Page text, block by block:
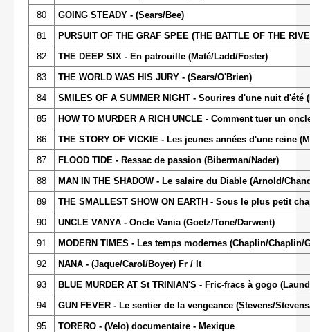
80
GOING STEADY - (Sears/Bee)
81
PURSUIT OF THE GRAF SPEE (THE BATTLE OF THE
82
THE DEEP SIX - En patrouille (Maté/Ladd/Foster)
83
THE WORLD WAS HIS JURY - (Sears/O'Brien)
84
SMILES OF A SUMMER NIGHT - Sourires d'une nuit d'été
85
HOW TO MURDER A RICH UNCLE - Comment tuer un
86
THE STORY OF VICKIE - Les jeunes années d'une reine
87
FLOOD TIDE - Ressac de passion (Biberman/Nader)
88
MAN IN THE SHADOW - Le salaire du Diable (Arnold/
89
THE SMALLEST SHOW ON EARTH - Sous le plus petit
90
UNCLE VANYA - Oncle Vania (Goetz/Tone/Darwent)
91
MODERN TIMES - Les temps modernes (Chaplin/Chaplin/
92
NANA - (Jaque/Carol/Boyer) Fr / It
93
BLUE MURDER AT St TRINIAN'S - Fric-fracs à gogo
94
GUN FEVER - Le sentier de la vengeance (Stevens/
95
TORERO - (Velo) documentaire - Mexique